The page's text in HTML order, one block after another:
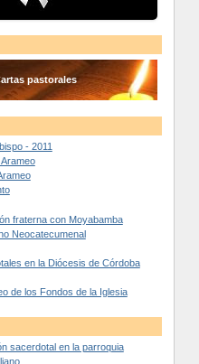
pastorales
- 2011
fraterna con Moyabamba
Neocatecumenal
en la Diócesis de Córdoba
de los Fondos de la Iglesia
sacerdotal en la parroquia